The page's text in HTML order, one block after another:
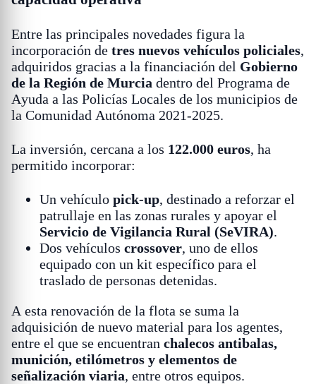
Entre las principales novedades figura la
incorporación de tres nuevos vehículos policiales,
adquiridos gracias a la financiación del Gobierno
de la Región de Murcia dentro del Programa de
Ayuda a las Policías Locales de los municipios de
la Comunidad Autónoma 2021-2025.
La inversión, cercana a los 122.000 euros, ha
permitido incorporar:
Un vehículo pick-up, destinado a reforzar el
patrullaje en las zonas rurales y apoyar el
Servicio de Vigilancia Rural (SeVIRA).
Dos vehículos crossover, uno de ellos
equipado con un kit específico para el
traslado de personas detenidas.
A esta renovación de la flota se suma la
adquisición de nuevo material para los agentes,
entre el que se encuentran chalecos antibalas,
munición, etilómetros y elementos de
señalización viaria, entre otros equipos.